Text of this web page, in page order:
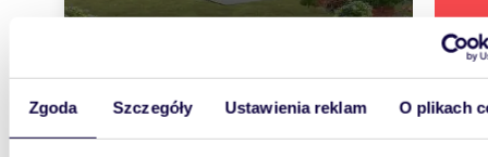
Zgoda Szczegóły Ustawienia reklam O plikach
51,10